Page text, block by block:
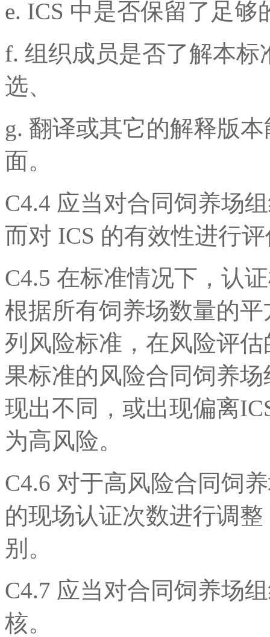
e. ICS 中是否保留了足
f. 组织成员是否了解本
选、
g. 翻译或其它的解释版
面。
C4.4 应当对合同饲养场
而对 ICS 的有效性进行
C4.5 在标准情况下，认
根据所有饲养场数量的
列风险标准，在风险评
果标准的风险合同饲养
现出不同，或出现偏离
为高风险。
C4.6 对于高风险合同饲
的现场认证次数进行调
别。
C4.7 应当对合同饲养场
核。